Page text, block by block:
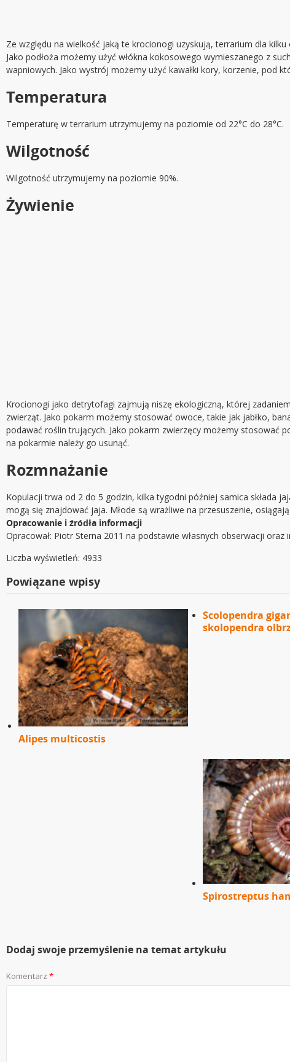
Ze względu na wielkość jaką te krocionogi uzyskują, terrarium dla
Jako podłoża możemy użyć włókna kokosowego wymieszanego z
wapniowych. Jako wystrój możemy użyć kawałki kory, korzenie, pod
Temperatura
Temperaturę w terrarium utrzymujemy na poziomie od 22°C do 28°C.
Wilgotność
Wilgotność utrzymujemy na poziomie 90%.
Żywienie
Krocionogi jako detrytofagi zajmują niszę ekologiczną, której
zwierząt. Jako pokarm możemy stosować owoce, takie jak jabłko,
podawać roślin trujących. Jako pokarm zwierzęcy możemy stosować
na pokarmie należy go usunąć.
Rozmnażanie
Kopulacji trwa od 2 do 5 godzin, kilka tygodni później samica składa
mogą się znajdować jaja. Młode są wrażliwe na przesuszenie,
Opracowanie i źródła informacji
Opracował: Piotr Sterna 2011 na podstawie własnych obserwacji
Liczba wyświetleń: 4933
Powiązane wpisy
Alipes multicostis
Scolopendra
skolopendra
Spirostreptus
Dodaj swoje przemyślenie na temat artykułu
Komentarz *